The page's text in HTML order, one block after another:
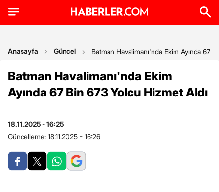
Anasayfa Güncel Batman Havalimanı'nda Ekim Ayında 67
Batman Havalimanı'nda Ekim
Ayında 67 Bin 673 Yolcu Hizmet Aldı
18.11.2025 - 16:25
Güncelleme: 18.11.2025 - 16:26